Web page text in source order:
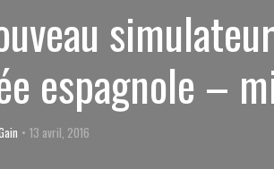
espagnole –
13 avril, 2016